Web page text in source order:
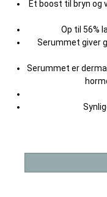
Et boost til bryn og
Op til 56%
Serummet giver
Serummet er